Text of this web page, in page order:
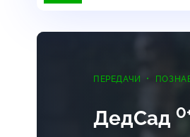
ПЕРЕДАЧИ
ДедСад